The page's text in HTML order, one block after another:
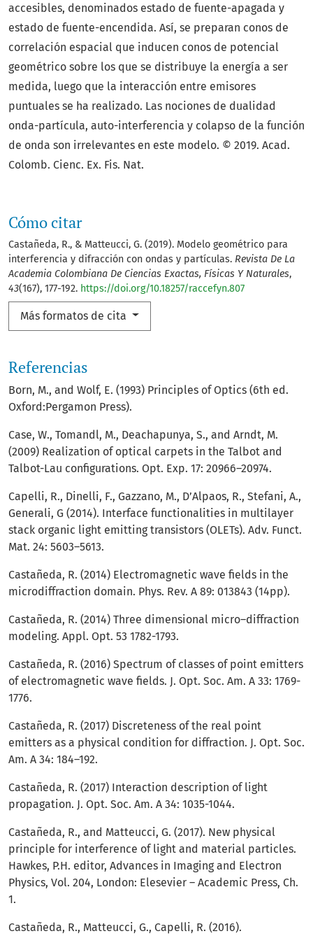
Cómo citar
Castañeda, R., & Matteucci, G. (2019). Modelo geométrico para
interferencia y difracción con ondas y partículas. Revista De La
Academia Colombiana De Ciencias Exactas, Físicas Y Naturales,
43(167), 177-192. https://doi.org/10.18257/raccefyn.807
Más formatos de cita
accesibles, denominados estado de fuente-apagada y
estado de fuente-encendida. Así, se preparan conos de
correlación espacial que inducen conos de potencial
geométrico sobre los que se distribuye la energía a ser
medida, luego que la interacción entre emisores
puntuales se ha realizado. Las nociones de dualidad
onda-partícula, auto-interferencia y colapso de la función
de onda son irrelevantes en este modelo. © 2019. Acad.
Colomb. Cienc. Ex. Fis. Nat.
Referencias
Born, M., and Wolf, E. (1993) Principles of Optics (6th ed.
Oxford:Pergamon Press).
Case, W., Tomandl, M., Deachapunya, S., and Arndt, M.
(2009) Realization of optical carpets in the Talbot and
Talbot-Lau conﬁgurations. Opt. Exp. 17: 20966–20974.
Capelli, R., Dinelli, F., Gazzano, M., D’Alpaos, R., Stefani, A.,
Generali, G (2014). Interface functionalities in multilayer
stack organic light emitting transistors (OLETs). Adv. Funct.
Mat. 24: 5603–5613.
Castañeda, R. (2014) Electromagnetic wave fields in the
microdiffraction domain. Phys. Rev. A 89: 013843 (14pp).
Castañeda, R. (2014) Three dimensional micro–diffraction
modeling. Appl. Opt. 53 1782-1793.
Castañeda, R. (2016) Spectrum of classes of point emitters
of electromagnetic wave fields. J. Opt. Soc. Am. A 33: 1769-
1776.
Castañeda, R. (2017) Discreteness of the real point
emitters as a physical condition for diffraction. J. Opt. Soc.
Am. A 34: 184–192.
Castañeda, R. (2017) Interaction description of light
propagation. J. Opt. Soc. Am. A 34: 1035-1044.
Castañeda, R., and Matteucci, G. (2017). New physical
principle for interference of light and material particles.
Hawkes, P.H. editor, Advances in Imaging and Electron
Physics, Vol. 204, London: Elesevier – Academic Press, Ch.
1.
Castañeda, R., Matteucci, G., Capelli, R. (2016).